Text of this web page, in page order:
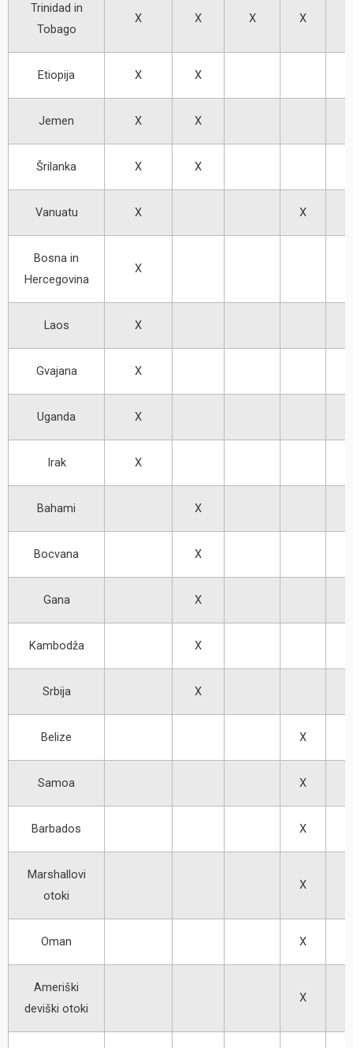
Trinidad in
Tobago
X X X X
Etiopija X X
Jemen X X
Šrilanka X X
Vanuatu X X
Bosna in
Hercegovina
X
Laos X
Gvajana X
Uganda X
Irak X
Bahami X
Bocvana X
Gana X
Kambodža X
Srbija X
Belize X
Samoa X
Barbados X
Marshallovi
otoki
X
Oman X
Ameriški
deviški otoki
X